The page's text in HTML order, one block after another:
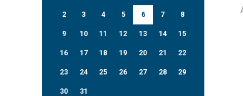
2 3 4 5 6 7 8
9 10 11 12 13 14 15
16 17 18 19 20 21 22
23 24 25 26 27 28 29
30 31